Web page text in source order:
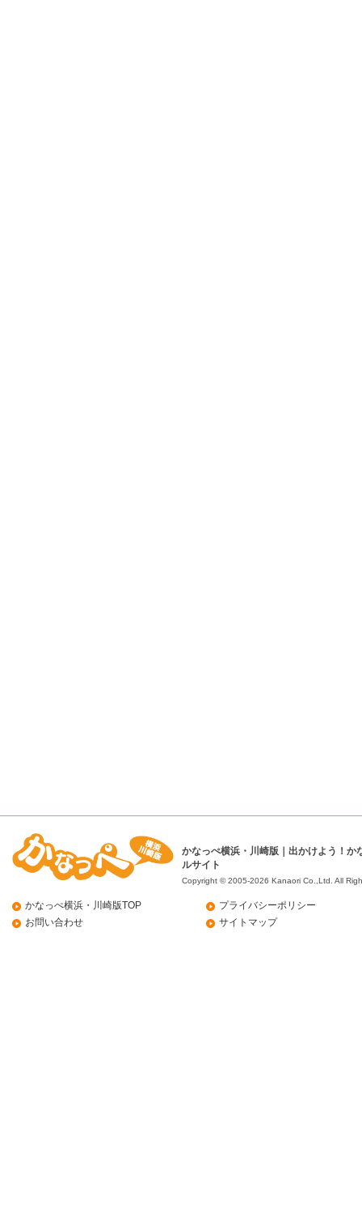
かなっぺ横浜・川崎版｜出かけよう！か
ルサイト
Copyright © 2005-2026 Kanaori Co.,Ltd. All
かなっぺ横浜・川崎版TOP
お問い合わせ
プライバシーポリシー
サイトマップ